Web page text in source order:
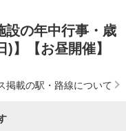
設の年中行事・歳
】【お昼開催】
掲載の駅・路線について